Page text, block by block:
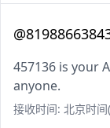
457136 is your
anyone.
接收时间: 北京时